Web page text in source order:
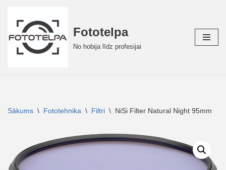
Skip
to
content
Fototelpa
No hobija līdz profesijai
Sākums \ Fototehnika \ Filtri \ NiSi Filter Natural Night 95mm